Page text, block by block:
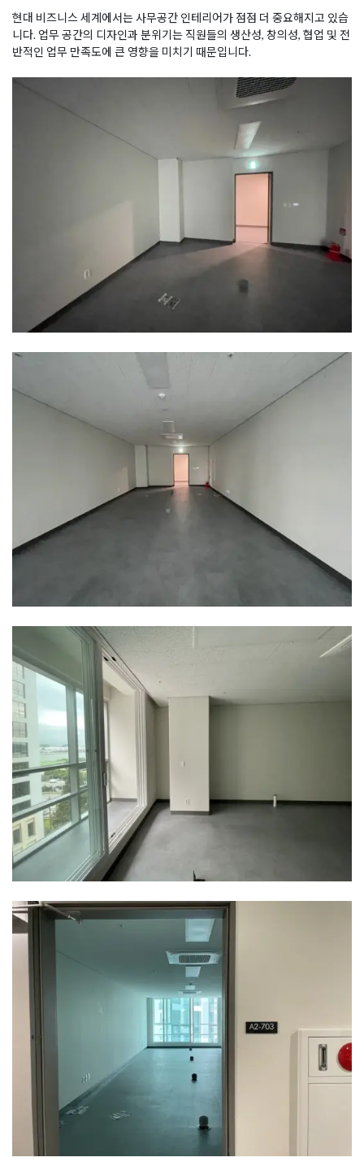
현대 비즈니스 세계에서는 사무공간 인테리어가 점점 더 중요해지고 있습
니다. 업무 공간의 디자인과 분위기는 직원들의 생산성, 창의성, 협업 및 전
반적인 업무 만족도에 큰 영향을 미치기 때문입니다.